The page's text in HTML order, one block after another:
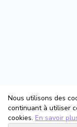
Nous utilisons des
continuant à utiliser
cookies. En savoir